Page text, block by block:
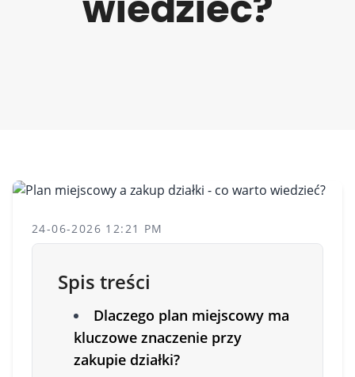
24-06-2026 12:21 PM
Spis treści
Dlaczego plan miejscowy ma
kluczowe znaczenie przy
zakupie działki?